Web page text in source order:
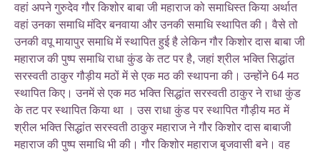
वहां अपने गुरुदेव गौर किशोर बाबा जी महाराज को समाधिस्त किया अर्थात
वहां उनका समाधि मंदिर बनवाया और उनकी समाधि स्थापित की। वैसे तो
उनकी वपू मायापुर समाधि में स्थापित हुई है लेकिन गौर किशोर दास बाबा जी
महाराज की पुष्प समाधि राधा कुंड के तट पर है, जहां श्रील भक्ति सिद्धांत
सरस्वती ठाकुर गौड़ीय मठों में से एक मठ की स्थापना की। उन्होंने 64 मठ
स्थापित किए। उनमें से एक मठ भक्ति सिद्धांत सरस्वती ठाकुर ने राधा कुंड
के तट पर स्थापित किया था । उस राधा कुंड पर स्थापित गौड़ीय मठ में
श्रील भक्ति सिद्धांत सरस्वती ठाकुर महाराज ने गौर किशोर दास बाबाजी
महाराज की पुष्प समाधि भी की। गौर किशोर महाराज बृजवासी बने। वह